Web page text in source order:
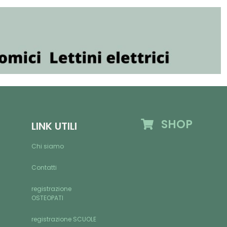
LINK UTILI
Chi siamo
Contatti
registrazione
OSTEOPATI
registrazione SCUOLE
SHOP